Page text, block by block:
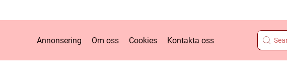
Annonsering Om oss Cookies Kontakta oss